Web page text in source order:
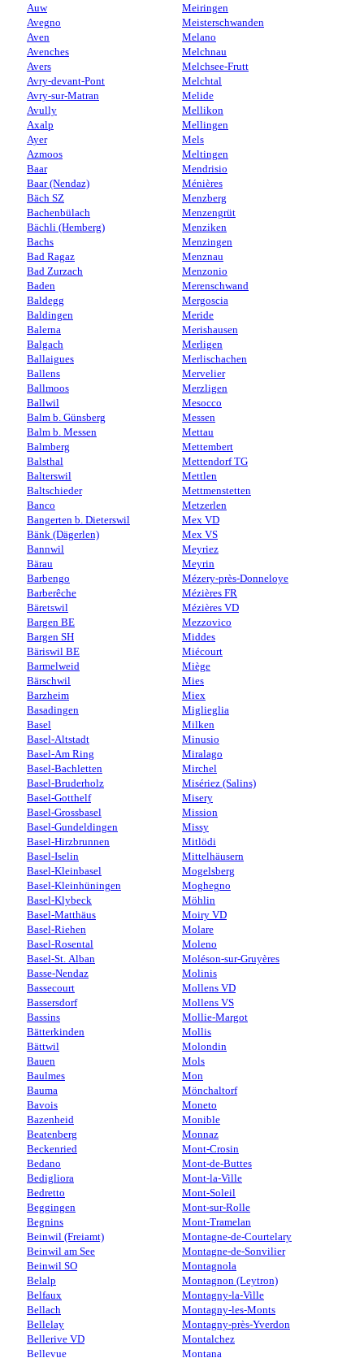
Auw
Avegno
Aven
Avenches
Avers
Avry-devant-Pont
Avry-sur-Matran
Avully
Axalp
Ayer
Azmoos
Baar
Baar (Nendaz)
Bäch SZ
Bachenbülach
Bächli (Hemberg)
Bachs
Bad Ragaz
Bad Zurzach
Baden
Baldegg
Baldingen
Balerna
Balgach
Ballaigues
Ballens
Ballmoos
Ballwil
Balm b. Günsberg
Balm b. Messen
Balmberg
Balsthal
Balterswil
Baltschieder
Banco
Bangerten b. Dieterswil
Bänk (Dägerlen)
Bannwil
Bärau
Barbengo
Barberêche
Bäretswil
Bargen BE
Bargen SH
Bäriswil BE
Barmelweid
Bärschwil
Barzheim
Basadingen
Basel
Basel-Altstadt
Basel-Am Ring
Basel-Bachletten
Basel-Bruderholz
Basel-Gotthelf
Basel-Grossbasel
Basel-Gundeldingen
Basel-Hirzbrunnen
Basel-Iselin
Basel-Kleinbasel
Basel-Kleinhüningen
Basel-Klybeck
Basel-Matthäus
Basel-Riehen
Basel-Rosental
Basel-St. Alban
Basse-Nendaz
Bassecourt
Bassersdorf
Bassins
Bätterkinden
Bättwil
Bauen
Baulmes
Bauma
Bavois
Bazenheid
Beatenberg
Beckenried
Bedano
Bedigliora
Bedretto
Beggingen
Begnins
Beinwil (Freiamt)
Beinwil am See
Beinwil SO
Belalp
Belfaux
Bellach
Bellelay
Bellerive VD
Bellevue
Meiringen
Meisterschwanden
Melano
Melchnau
Melchsee-Frutt
Melchtal
Melide
Mellikon
Mellingen
Mels
Meltingen
Mendrisio
Ménières
Menzberg
Menzengrüt
Menziken
Menzingen
Menznau
Menzonio
Merenschwand
Mergoscia
Meride
Merishausen
Merligen
Merlischachen
Mervelier
Merzligen
Mesocco
Messen
Mettau
Mettembert
Mettendorf TG
Mettlen
Mettmenstetten
Metzerlen
Mex VD
Mex VS
Meyriez
Meyrin
Mézery-près-Donneloye
Mézières FR
Mézières VD
Mezzovico
Middes
Miécourt
Miège
Mies
Miex
Miglieglia
Milken
Minusio
Miralago
Mirchel
Misériez (Salins)
Misery
Mission
Missy
Mitlödi
Mittelhäusern
Mogelsberg
Moghegno
Möhlin
Moiry VD
Molare
Moleno
Moléson-sur-Gruyères
Molinis
Mollens VD
Mollens VS
Mollie-Margot
Mollis
Molondin
Mols
Mon
Mönchaltorf
Moneto
Monible
Monnaz
Mont-Crosin
Mont-de-Buttes
Mont-la-Ville
Mont-Soleil
Mont-sur-Rolle
Mont-Tramelan
Montagne-de-Courtelary
Montagne-de-Sonvilier
Montagnola
Montagnon (Leytron)
Montagny-la-Ville
Montagny-les-Monts
Montagny-près-Yverdon
Montalchez
Montana